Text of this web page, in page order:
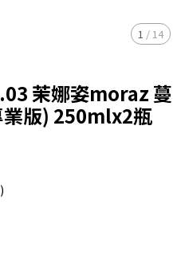
1 / 14
茉娜姿moraz 蔓
版) 250mlx2瓶